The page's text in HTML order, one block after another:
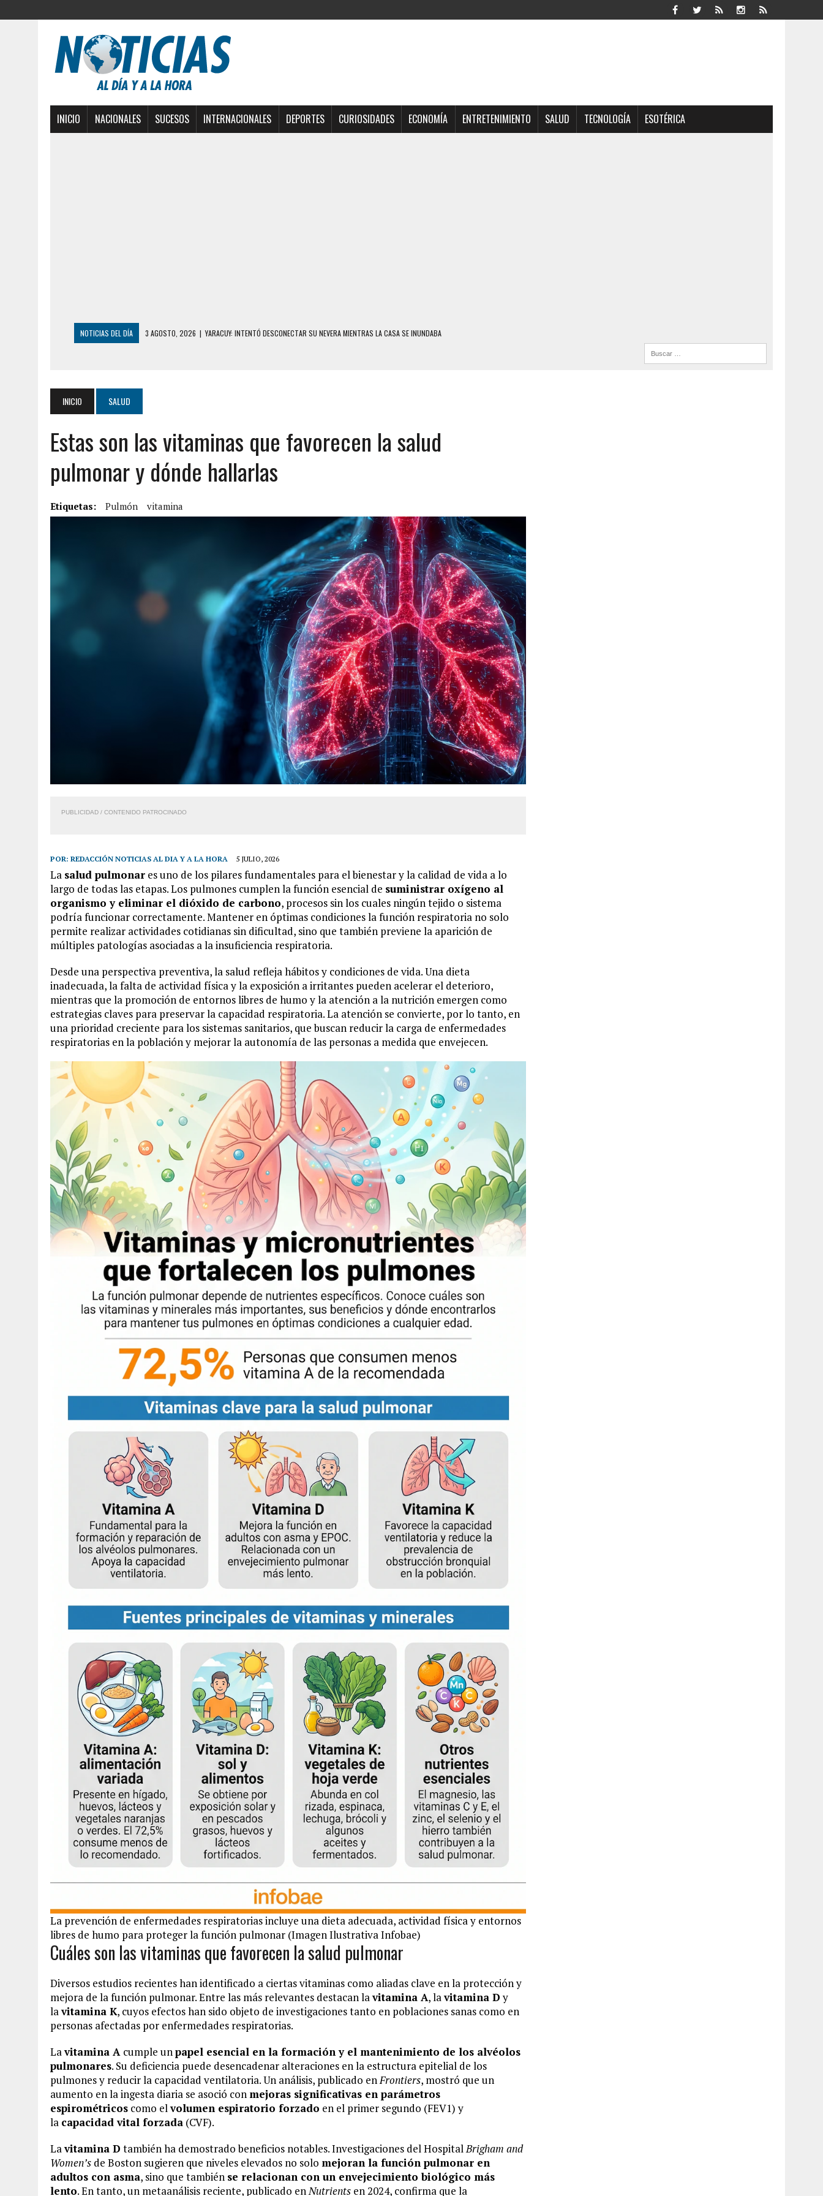
INICIO NACIONALES SUCESOS INTERNACIONALES DEPORTES CURIOSIDADES ECONOMÍA ENTRETENIMIENTO SALUD TECNOLOGÍA ESOTÉRICA
NOTICIAS DEL DÍA 3 AGOSTO, 2026 | YARACUY: INTENTÓ DESCONECTAR SU NEVERA MIENTRAS LA CASA SE INUNDABA
2 AGOSTO, 2026 | CONMOCIÓN EN CHILE POR BRUTAL CRIMEN CONTRA ADOLESCENTE VENEZOLANO: AUTOR MATERIAL SE MANTIENE EN FUGA
UN MUERTO Y 5 HERIDOS SALDO DE COLISIÓN MÚLTIPLE EN LA AUTOPISTA VALLE-COCHE
31 JULIO, 2026
ASESINARON A ADOLESCENTE VENEZOLANO DE 15 AÑOS EN LICEO DE CHILE: SUS COMPAÑEROS LO ESPERARON EN LA SALIDA
5 AGOSTO, 2026 | PRESUNTO BROTE PSICÓTICO POR FALTA DE TRATAMIENTO DESENCADENÓ TRAGEDIA FAMILIAR
3 AGOSTO, 2026 | LA INCREÍBLE FORMA EN LA QUE SOBREVIVIÓ UN HOMBRE Y SU FAMILIA TRAS LOS TERREMOTOS: CAYERON DESDE EL PISO NUEVE DEL
INICIO SALUD
Estas son las vitaminas que favorecen la salud
pulmonar y dónde hallarlas
Etiquetas: Pulmón vitamina
PUBLICIDAD / CONTENIDO PATROCINADO
POR: REDACCIÓN NOTICIAS AL DIA Y A LA HORA 5 JULIO, 2026
La salud pulmonar es uno de los pilares fundamentales para el bienestar y la calidad de vida a lo
largo de todas las etapas. Los pulmones cumplen la función esencial de suministrar oxígeno al
organismo y eliminar el dióxido de carbono, procesos sin los cuales ningún tejido o sistema
podría funcionar correctamente. Mantener en óptimas condiciones la función respiratoria no solo
permite realizar actividades cotidianas sin dificultad, sino que también previene la aparición de
múltiples patologías asociadas a la insuficiencia respiratoria.
Desde una perspectiva preventiva, la salud refleja hábitos y condiciones de vida. Una dieta
inadecuada, la falta de actividad física y la exposición a irritantes pueden acelerar el deterioro,
mientras que la promoción de entornos libres de humo y la atención a la nutrición emergen como
estrategias claves para preservar la capacidad respiratoria. La atención se convierte, por lo tanto, en
una prioridad creciente para los sistemas sanitarios, que buscan reducir la carga de enfermedades
respiratorias en la población y mejorar la autonomía de las personas a medida que envejecen.
La prevención de enfermedades respiratorias incluye una dieta adecuada, actividad física y entornos
libres de humo para proteger la función pulmonar (Imagen Ilustrativa Infobae)
Cuáles son las vitaminas que favorecen la salud pulmonar
Diversos estudios recientes han identificado a ciertas vitaminas como aliadas clave en la protección y
mejora de la función pulmonar. Entre las más relevantes destacan lavitamina A, lavitamina Dy
lavitamina K, cuyos efectos han sido objeto de investigaciones tanto en poblaciones sanas como en
personas afectadas por enfermedades respiratorias.
Lavitamina A cumple unpapel esencial en la formación y el mantenimiento de los alvéolos
pulmonares. Su deficiencia puede desencadenar alteraciones en la estructura epitelial de los
pulmones y reducir la capacidad ventilatoria. Un análisis, publicado enFrontiers, mostró que un
aumento en la ingesta diaria se asoció con mejoras significativas en parámetros
espirométricos como elvolumen espiratorio forzado en el primer segundo (FEV1) y
la capacidad vital forzada (CVF).
Lavitamina D también ha demostrado beneficios notables. Investigaciones del HospitalBrigham and
Women’s de Boston sugieren que niveles elevados no solo mejoran la función pulmonar en
adultos con asma, sino que también se relacionan con un envejecimiento biológico más
lento. En tanto, un metaanálisis reciente, publicado enNutrients en 2024, confirma que la